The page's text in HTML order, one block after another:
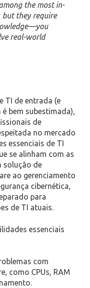
the most in-
but they require
real-world
TI de entrada (e
bem subestimada),
de
no mercado
essenciais de TI
se alinham com as
solução de
ao gerenciamento
cibernética,
para
de TI atuais.
essenciais
com
como CPUs, RAM